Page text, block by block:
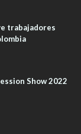
trabajadores
Show 2022